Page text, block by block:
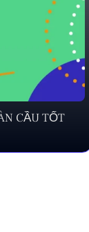
CẦU TỐT